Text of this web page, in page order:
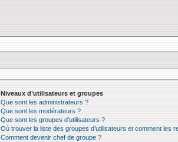
Niveaux d’utilisateurs et groupes
Que sont les administrateurs ?
Que sont les modérateurs ?
Que sont les groupes d’utilisateurs ?
Où trouver la liste des groupes d’utilisateurs et comment les
Comment devenir chef de groupe ?